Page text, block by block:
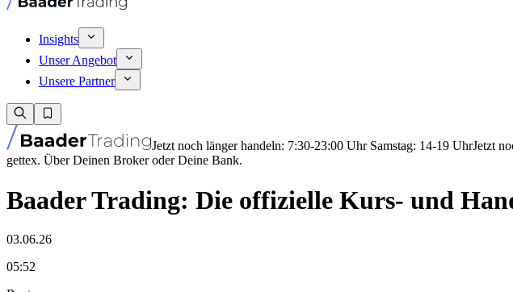
Insights
Unser Angebot
Unsere Partner
Jetzt noch länger handeln: 7:30-23:00 Uhr Samstag: 14-19 UhrJetzt
gettex. Über Deinen Broker oder Deine Bank.
Baader Trading: Die offizielle Kurs- und
03.06.26
05:52